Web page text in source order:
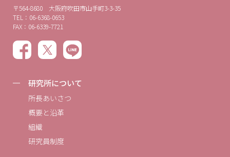
〒564-8680 大阪府吹田市山手町3-3-35
TEL：06-6368-0653
FAX：06-6339-7721
研究所について
所長あいさつ
概要と沿革
組織
研究員制度